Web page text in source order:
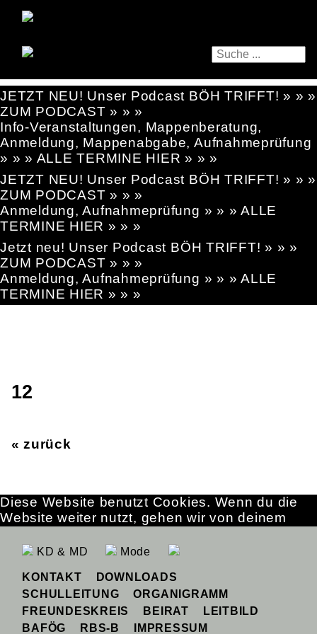
JETZT NEU! Unser Podcast BÖH TRIFFT! » » »
ZUM PODCAST » » »
Info-Veranstaltungen, Mappenberatung,
Anmeldung, Mappenabgabe, Aufnahmeprüfung
» » » ALLE TERMINE HIER » » »
JETZT NEU! Unser Podcast BÖH TRIFFT! » » »
ZUM PODCAST » » »
Anmeldung, Aufnahmeprüfung » » » ALLE
TERMINE HIER » » »
Jetzt neu! Unser Podcast BÖH TRIFFT! » » »
ZUM PODCAST » » »
Anmeldung, Aufnahmeprüfung » » » ALLE
TERMINE HIER » » »
12
« zurück
KD & MD Mode
KONTAKT
DOWNLOADS
SCHULLEITUNG
ORGANIGRAMM
FREUNDESKREIS
BEIRAT
LEITBILD
BAFÖG
RBS-B IMPRESSUM
Diese Website benutzt Cookies. Wenn du die
Website weiter nutzt, gehen wir von deinem